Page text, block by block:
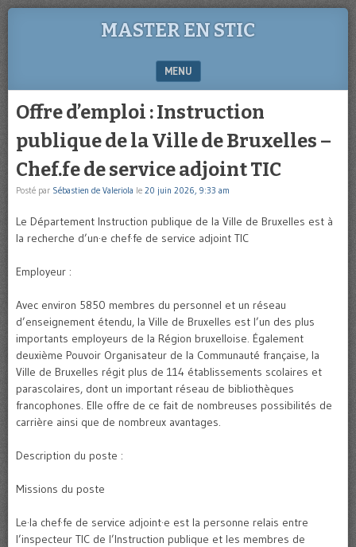
MASTER EN STIC
MENU
Offre d’emploi : Instruction
publique de la Ville de Bruxelles –
Chef.fe de service adjoint TIC
Posté par Sébastien de Valeriola le 20 juin 2026, 9:33 am
Le Département Instruction publique de la Ville de Bruxelles est à
la recherche d’un·e chef·fe de service adjoint TIC
Employeur :
Avec environ 5850 membres du personnel et un réseau
d’enseignement étendu, la Ville de Bruxelles est l’un des plus
importants employeurs de la Région bruxelloise. Également
deuxième Pouvoir Organisateur de la Communauté française, la
Ville de Bruxelles régit plus de 114 établissements scolaires et
parascolaires, dont un important réseau de bibliothèques
francophones. Elle offre de ce fait de nombreuses possibilités de
carrière ainsi que de nombreux avantages.
Description du poste :
Missions du poste
Le·la chef·fe de service adjoint·e est la personne relais entre
l’inspecteur TIC de l’Instruction publique et les membres de